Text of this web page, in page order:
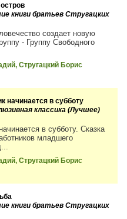
книги братьев Стругацких
создает новую
- Группу Свободного
Стругацкий Борис
начинается в субботу
классика (Лучшее)
в субботу. Сказка
младшего
Стругацкий Борис
книги братьев Стругацких